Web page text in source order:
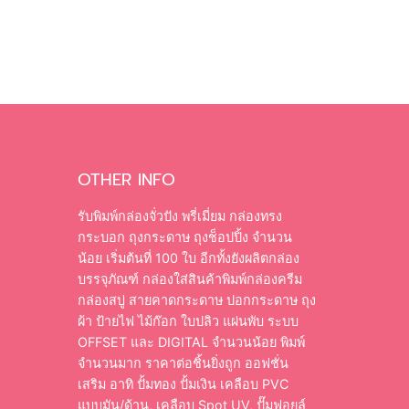
OTHER INFO
รับพิมพ์กล่องจั่วปัง พรี่เมี่ยม กล่องทรง
กระบอก ถุงกระดาษ ถุงช็อปปิ้ง จำนวน
น้อย เริ่มต้นที่ 100 ใบ อีกทั้งยังผลิตกล่อง
บรรจุภัณฑ์ กล่องใส่สินค้าพิมพ์กล่องครีม
กล่องสบู่ สายคาดกระดาษ ปอกกระดาษ ถุง
ผ้า ป้ายไฟ ไม้ก๊อก ใบปลิว แผ่นพับ ระบบ
OFFSET และ DIGITAL จำนวนน้อย พิมพ์
จำนวนมาก ราคาต่อชิ้นยิ่งถูก ออฟชั่น
เสริม อาทิ ปั้มทอง ปั้มเงิน เคลือบ PVC
แบบมัน/ด้าน, เคลือบ Spot UV, ปั๊มฟอยล์